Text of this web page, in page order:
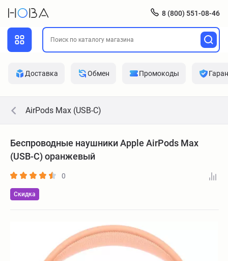
8 (800) 551-08-46
Доставка Обмен Промокоды
AirPods Max (USB-C)
Беспроводные наушники Apple AirPods Max
(USB-C) оранжевый
0
Скидка